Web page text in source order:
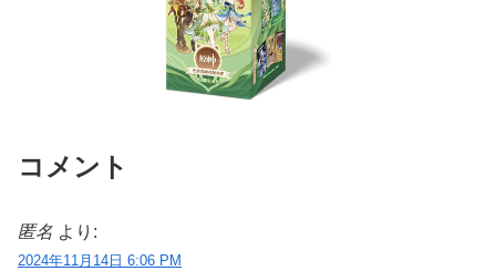
コメント
匿名 より:
2024年11月14日 6:06 PM